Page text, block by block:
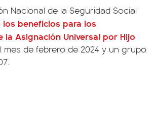
Nacional de la Seguridad Social
los beneficios para los
la Asignación Universal por Hijo
mes de febrero de 2024 y un grupo